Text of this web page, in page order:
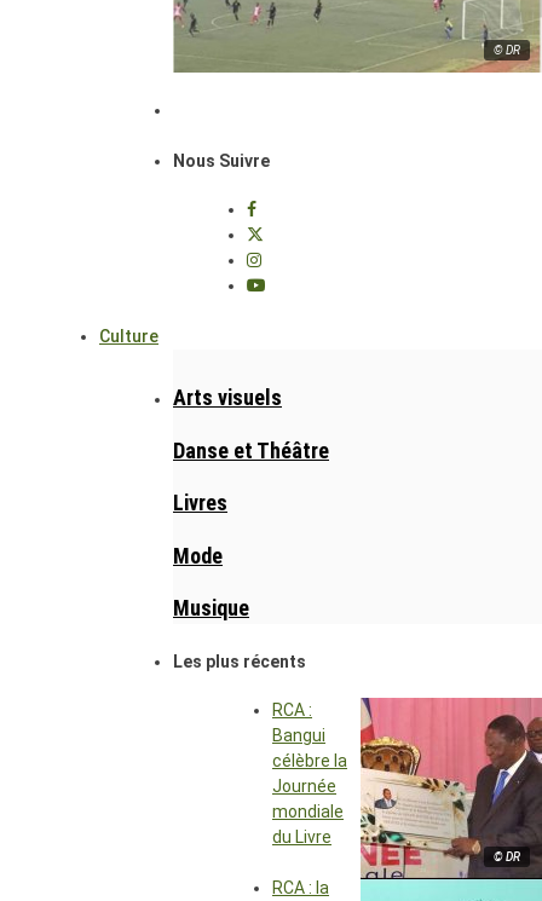
© DR
Nous Suivre
Culture
Arts visuels
Danse et Théâtre
Livres
Mode
Musique
Les plus récents
© DR
RCA :
Bangui
célèbre la
Journée
mondiale
du Livre
RCA : la